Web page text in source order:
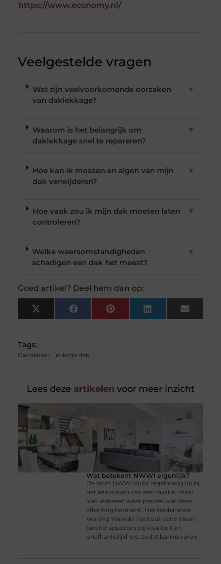
https://www.economy.nl/
Veelgestelde vragen
Wat zijn veelvoorkomende oorzaken
van daklekkage?
▼
Waarom is het belangrijk om
daklekkage snel te repareren?
▼
Hoe kan ik mossen en algen van mijn
dak verwijderen?
▼
Hoe vaak zou ik mijn dak moeten laten
controleren?
▼
Welke weersomstandigheden
schadigen een dak het meest?
▼
Goed artikel? Deel hem dan op:
X
(Twitter)
FacebookPinterest LinkedIn Email
Tags:
Dakdekker , lekkage dak
Lees deze artikelen voor meer inzicht
Wat betekent NWWI eigenlijk?
De term NWWI duikt regelmatig op bij
het aanvragen van een taxatie, maar
niet iedereen weet precies wat deze
afkorting betekent. Het Nederlands
Woning Waarde Instituut controleert
taxatierapporten op kwaliteit en
onafhankelijkheid, zodat banken erop